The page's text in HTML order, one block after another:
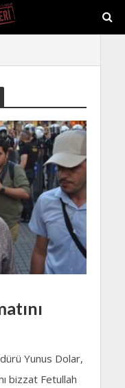
Yunus Dolar,
bizzat Fetullah